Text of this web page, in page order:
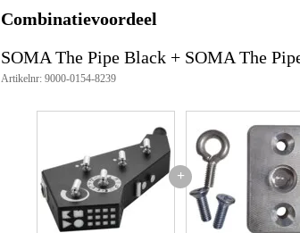
adapterplaat
2x montage-schroeven
Combinatievoordeel
SOMA The Pipe Black + SOMA The
Artikelnr: 9000-0154-8239
+